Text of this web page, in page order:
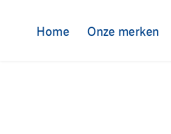
Home Onze merken